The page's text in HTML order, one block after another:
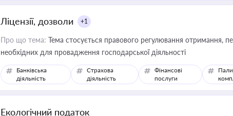
Ліцензії, дозволи +1
Про що тема: Тема стосується правового регулювання отримання,
необхідних для провадження господарської діяльності
Банківська
діяльність
Страхова
діяльність
Фінансові
послуги
Екологічний податок